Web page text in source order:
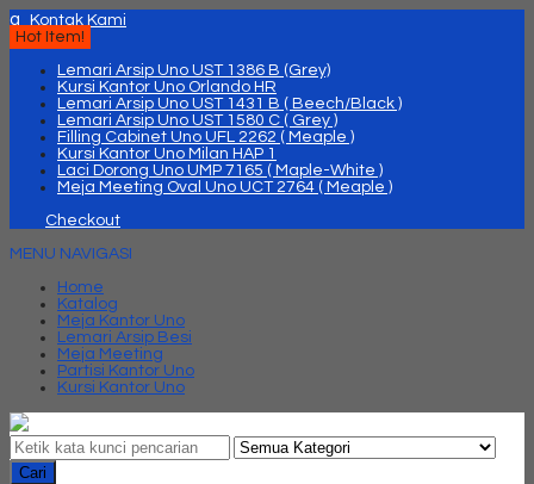
q
Kontak Kami
Hot Item!
Lemari Arsip Uno UST 1386 B (Grey)
Kursi Kantor Uno Orlando HR
Lemari Arsip Uno UST 1431 B ( Beech/Black )
Lemari Arsip Uno UST 1580 C ( Grey )
Filling Cabinet Uno UFL 2262 ( Meaple )
Kursi Kantor Uno Milan HAP 1
Laci Dorong Uno UMP 7165 ( Maple-White )
Meja Meeting Oval Uno UCT 2764 ( Meaple )
Checkout
MENU NAVIGASI
Home
Katalog
Meja Kantor Uno
Lemari Arsip Besi
Meja Meeting
Partisi Kantor Uno
Kursi Kantor Uno
Cari